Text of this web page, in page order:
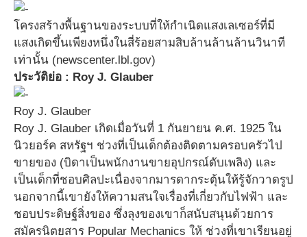
โครงสร้างพื้นฐานของระบบที่ให้กำเนิดแสงเลเซอร์ที่มี
แสงเกิดขึ้นเพียงหนึ่งในสี่ร้อยสามสิบล้านล้านล้านวินาที
เท่านั้น (newscenter.lbl.gov)
ประวัติย่อ : Roy J. Glauber
Roy J. Glauber
Roy J. Glauber เกิดเมื่อวันที่ 1 กันยายน ค.ศ. 1925 ใน
นิวยอร์ค สหรัฐฯ ช่วงที่เป็นเด็กต้องติดตามครอบครัวไป
ขายของ (บิดาเป็นพนักงานขายอุปกรณ์ดับเพลิง) และ
เป็นเด็กที่ชอบศิลปะเนื่องจากมารดากระตุ้นให้รู้จักวาดรูป
นอกจากนี้เขายังให้ความสนใจเรื่องที่เกี่ยวกับไฟฟ้า และ
ชอบประดิษฐ์สิ่งของ ซึ่งลุงของเขาก็สนับสนุนด้วยการ
สมัครนิตยสาร Popular Mechanics ให้ ช่วงที่เขาเรียนอยู่